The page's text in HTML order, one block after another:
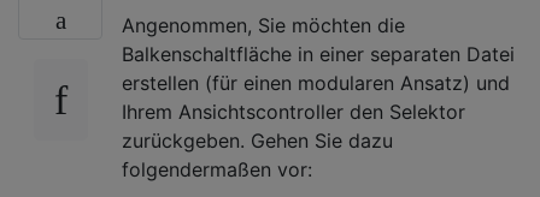
Angenommen, Sie möchten die
Balkenschaltfläche in einer separaten Datei
erstellen (für einen modularen Ansatz) und
Ihrem Ansichtscontroller den Selektor
zurückgeben. Gehen Sie dazu
folgendermaßen vor: